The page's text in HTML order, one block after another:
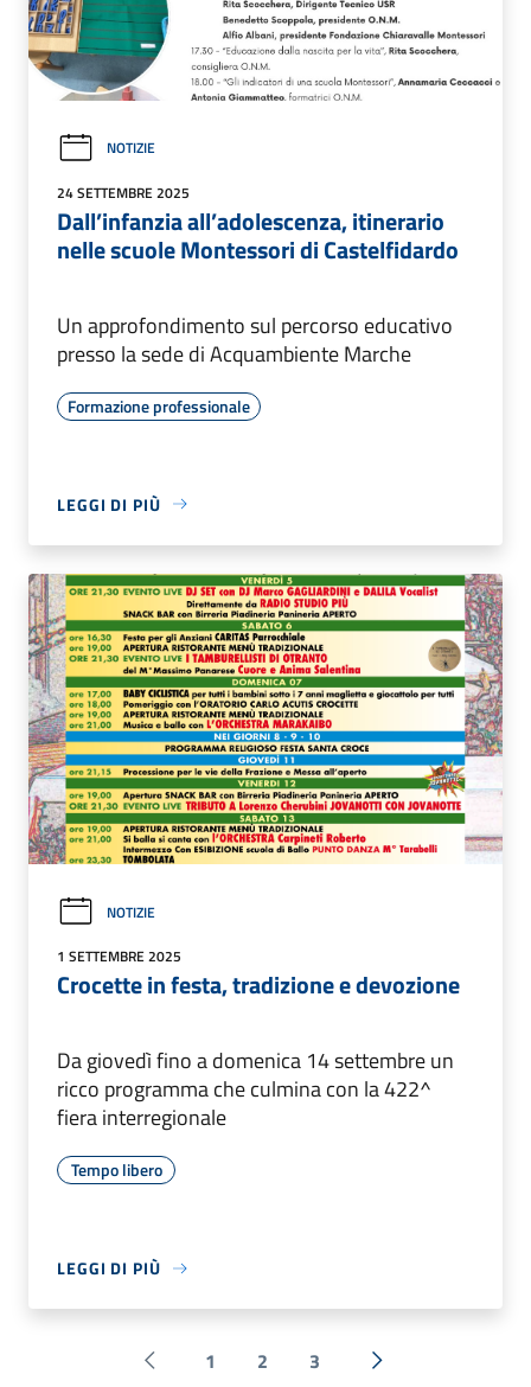
NOTIZIE
24 SETTEMBRE 2025
Dall’infanzia all’adolescenza, itinerario
nelle scuole Montessori di Castelfidardo
Un approfondimento sul percorso educativo
presso la sede di Acquambiente Marche
Formazione professionale
LEGGI DI PIÙ
NOTIZIE
1 SETTEMBRE 2025
Crocette in festa, tradizione e devozione
Da giovedì fino a domenica 14 settembre un
ricco programma che culmina con la 422^
fiera interregionale
Tempo libero
LEGGI DI PIÙ
Pagina precedente
1 2 3 Successiva »